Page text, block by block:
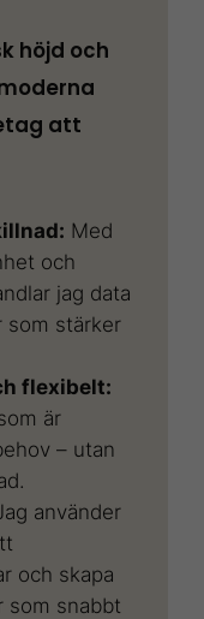
höjd och
att
Med
och
jag data
som stärker
flexibelt:
är
– utan
använder
och skapa
som snabbt